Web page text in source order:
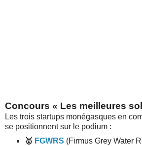
Concours « Les meilleures
Les trois startups monégasques en
se positionnent sur le podium :
🥇 FGWRS (Firmus Grey Water